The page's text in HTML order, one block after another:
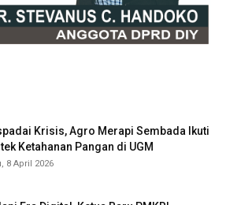
Krisis, Agro Merapi Sembada Ikuti
Ketahanan Pangan di UGM
8 April 2026